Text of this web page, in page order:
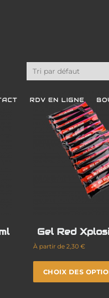
RDV EN LIGNE
Gel Red
À partir de 2,30 €
CHOIX DES